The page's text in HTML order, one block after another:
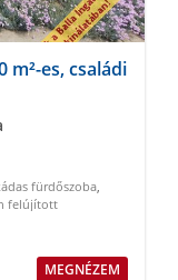
m²-es, családi
fürdőszoba,
felújított
MEGNÉZEM